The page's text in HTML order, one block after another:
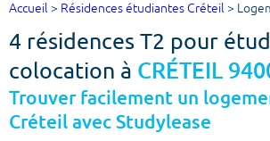
Votre recherche
Ville, école
Accueil > Résidences étudiantes Créteil >
4 résidences T2 pour
colocation à CRÉTEIL
Trouver facilement un
Créteil avec Studylease